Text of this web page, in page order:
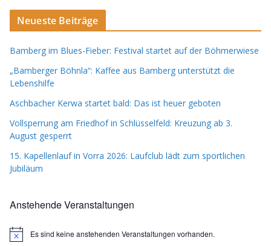
Neueste Beiträge
Bamberg im Blues-Fieber: Festival startet auf der Böhmerwiese
„Bamberger Böhnla“: Kaffee aus Bamberg unterstützt die
Lebenshilfe
Aschbacher Kerwa startet bald: Das ist heuer geboten
Vollsperrung am Friedhof in Schlüsselfeld: Kreuzung ab 3.
August gesperrt
15. Kapellenlauf in Vorra 2026: Laufclub lädt zum sportlichen
Jubiläum
Anstehende Veranstaltungen
H
Es sind keine anstehenden Veranstaltungen vorhanden.